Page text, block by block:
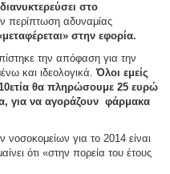
στο
περίπτωση αδυναμίας
στην εφορία.
την απόφαση για την
και ιδεολογικά.Όλοι εμείς
θα πληρώσουμε 25 ευρώ
για να αγοράζουν φάρμακα
νοσοκομείων για το 2014 είναι
ότι «στην πορεία του έτους